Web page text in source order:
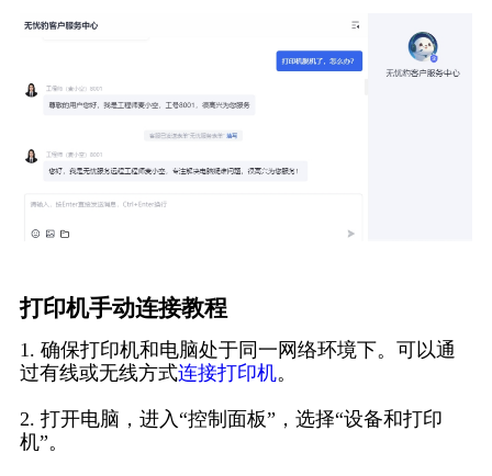
打印机手动连接教程
1. 确保打印机和电脑处于同一网络环境下。可以通
过有线或无线方式连接打印机。
2. 打开电脑，进入“控制面板”，选择“设备和打印
机”。